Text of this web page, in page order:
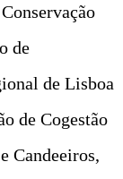
de
de Lisboa
de Cogestão
Candeeiros,